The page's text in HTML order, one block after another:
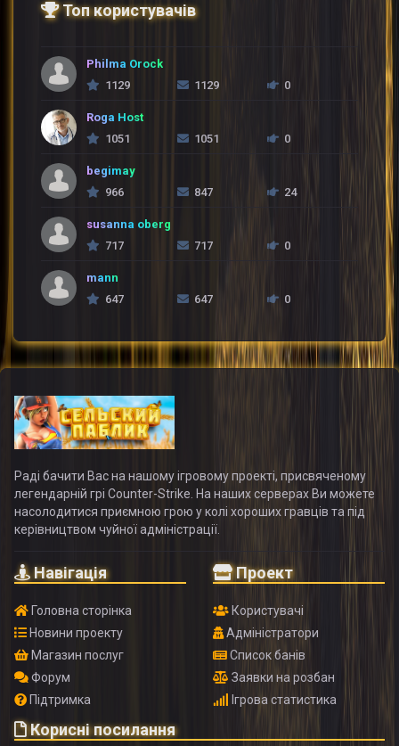
Топ користувачів
Philma Orock
1129
1129 0
Roga Host
1051
1051 0
begimay
966
847 24
susanna oberg
717
717 0
mann
647
647 0
Раді бачити Вас на нашому ігровому проекті, присвяченому
легендарній грі Counter-Strike. На наших серверах Ви можете
насолодитися приємною грою у колі хороших гравців та під
керівництвом чуйної адміністрації.
Навігація
Головна сторінка
Новини проекту
Магазин послуг
Форум
Підтримка
Проект
Користувачі
Адміністратори
Список банів
Заявки на розбан
Ігрова статистика
Корисні посилання